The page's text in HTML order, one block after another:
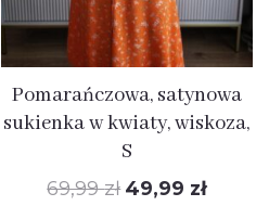
Pomarańczowa, satynowa
sukienka w kwiaty, wiskoza,
S
69,99zł 49,99 zł